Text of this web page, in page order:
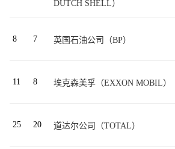
DUTCH SHELL）
8 7 英国石油公司（BP）
11 8 埃克森美孚（EXXON MOBIL）
25 20 道达尔公司（TOTAL）